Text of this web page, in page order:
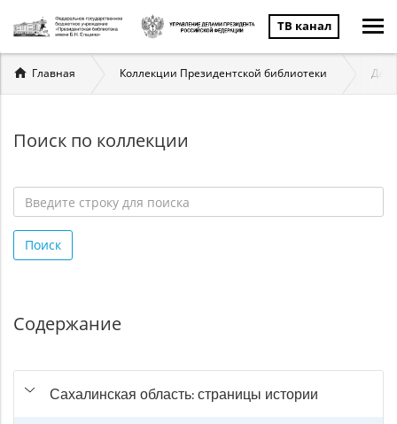
ТВ канал
Вы
здесь
Главная Коллекции Президентской библиотеки
Поиск по коллекции
строку
для
Поиск
Содержание
Сахалинская область: страницы истории